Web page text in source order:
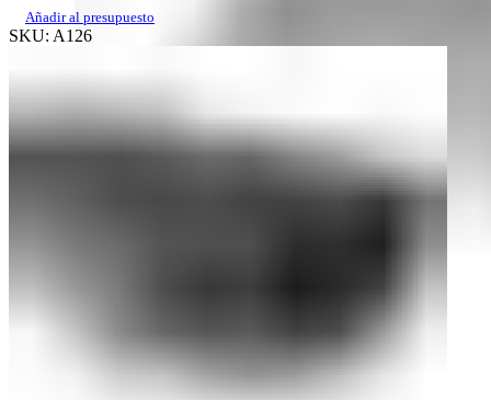
Losacero 25 largo:16′ cal. 18****
Añadir al presupuesto
SKU: A126